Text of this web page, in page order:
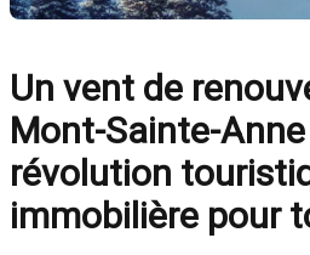
Un vent de
Mont-Sainte-Anne
révolution
immobilière pour